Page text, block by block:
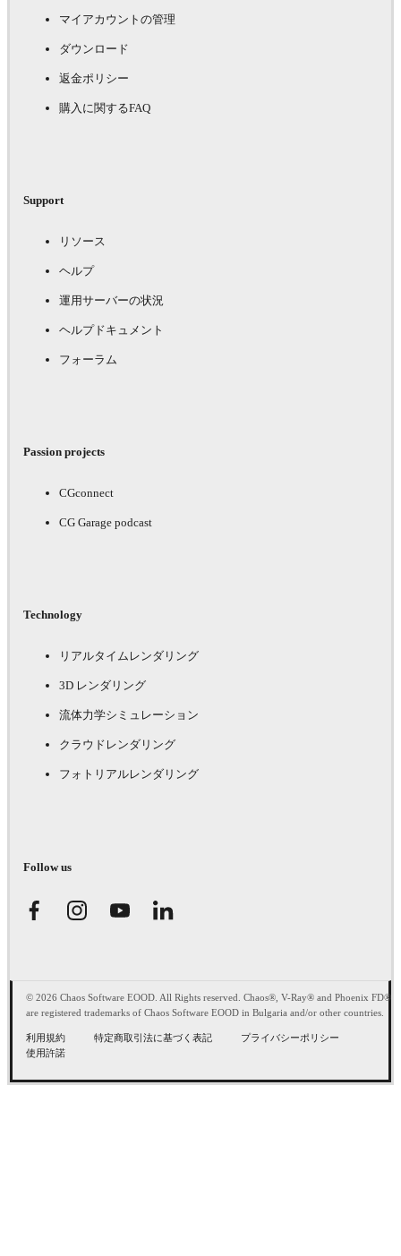
マイアカウントの管理
ダウンロード
返金ポリシー
購入に関するFAQ
Support
リソース
ヘルプ
運用サーバーの状況
ヘルプドキュメント
フォーラム
Passion projects
CGconnect
CG Garage podcast
Technology
リアルタイムレンダリング
3D レンダリング
流体力学シミュレーション
クラウドレンダリング
フォトリアルレンダリング
Follow us
© 2026 Chaos Software EOOD. All Rights reserved. Chaos®, V-Ray® and Phoenix FD®
are registered trademarks of Chaos Software EOOD in Bulgaria and/or other countries.
利用規約 特定商取引法に基づく表記
プライバシーポリシー
使用許諾